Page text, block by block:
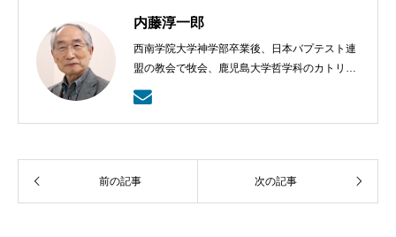
内藤淳一郎
西南学院大学神学部卒業後、日本バプテスト連
盟の教会で牧会、鹿児島大学哲学科のカトリッ
クの神学の学びから、鹿児島ラ・サール高校で
も教える。日本バプテスト連盟宣教室主事、日
本バプテスト連盟常務理事を８年間務める。
前の記事 次の記事